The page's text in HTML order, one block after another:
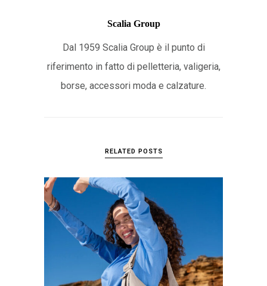
Scalia Group
Dal 1959 Scalia Group è il punto di
riferimento in fatto di pelletteria, valigeria,
borse, accessori moda e calzature.
RELATED POSTS